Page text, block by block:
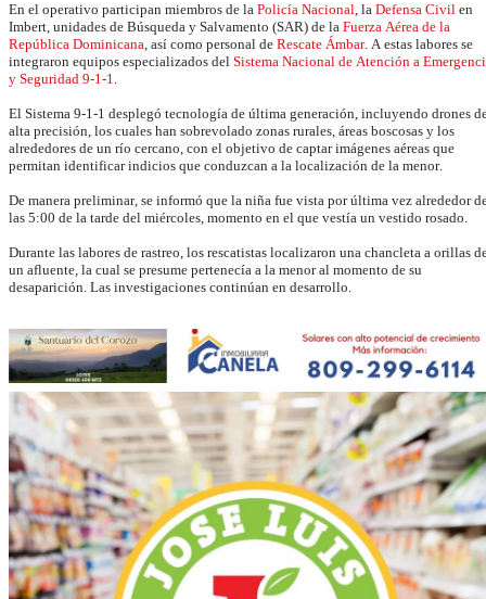
En el operativo participan miembros de la Policía Nacional, la Defensa Civilen
Imbert, unidades de Búsqueda y Salvamento (SAR) de la Fuerza Aérea de la
República Dominicana, así como personal de Rescate Ámbar. A estas labores se
integraron equipos especializados del Sistema Nacional de Atención a
y Seguridad 9-1-1.
El Sistema 9-1-1 desplegó tecnología de última generación, incluyendo drones
alta precisión, los cuales han sobrevolado zonas rurales, áreas boscosas y los
alrededores de un río cercano, con el objetivo de captar imágenes aéreas que
permitan identificar indicios que conduzcan a la localización de la menor.
De manera preliminar, se informó que la niña fue vista por última vez alrededor
las 5:00 de la tarde del miércoles, momento en el que vestía un vestido rosado.
Durante las labores de rastreo, los rescatistas localizaron una chancleta a orillas
un afluente, la cual se presume pertenecía a la menor al momento de su
desaparición. Las investigaciones continúan en desarrollo.